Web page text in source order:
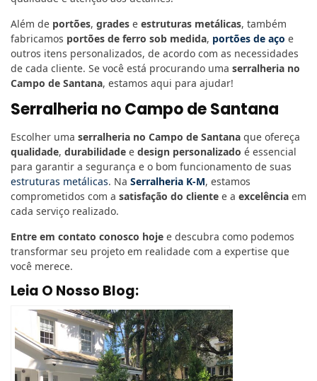
Além de portões, grades e estruturas metálicas, também
fabricamos portões de ferro sob medida, portões de aço e
outros itens personalizados, de acordo com as necessidades
de cada cliente. Se você está procurando uma serralheria no
Campo de Santana, estamos aqui para ajudar!
Serralheria no Campo de Santana
Escolher uma serralheria no Campo de Santana que ofereça
qualidade, durabilidade e design personalizado é essencial
para garantir a segurança e o bom funcionamento de suas
estruturas metálicas. Na Serralheria K-M, estamos
comprometidos com a satisfação do cliente e a excelência em
cada serviço realizado.
Entre em contato conosco hoje e descubra como podemos
transformar seu projeto em realidade com a expertise que
você merece.
Leia O Nosso Blog: